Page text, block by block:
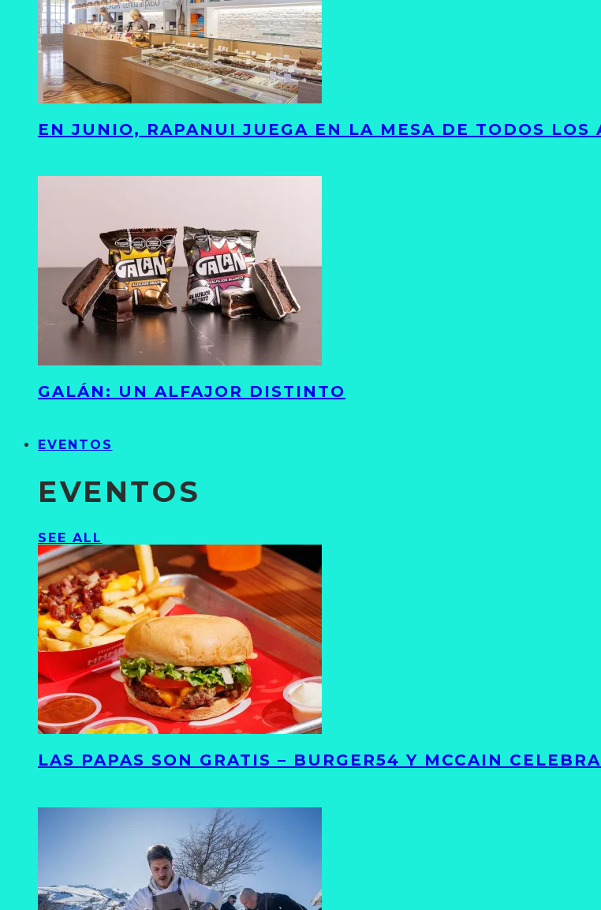
EN JUNIO, RAPANUI JUEGA EN LA MESA DE TODOS LOS
GALÁN: UN ALFAJOR DISTINTO
EVENTOS
EVENTOS
SEE ALL
LAS PAPAS SON GRATIS – BURGER54 Y MCCAIN